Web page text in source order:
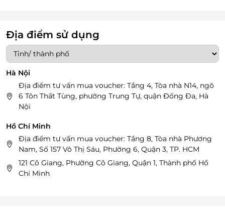
Địa điểm sử dụng
Hà Nội
Địa điểm tư vấn mua voucher: Tầng 4, Tòa nhà N14, ngõ
6 Tôn Thất Tùng, phường Trung Tự, quận Đống Đa, Hà
Nội
Hồ Chí Minh
Địa điểm tư vấn mua voucher: Tầng 8, Tòa nhà Phương
Nam, Số 157 Võ Thị Sáu, Phường 6, Quận 3, TP. HCM
121 Cô Giang, Phường Cô Giang, Quận 1, Thành phố Hồ
Chí Minh